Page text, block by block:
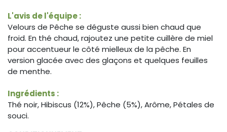
L'avis de l'équipe :
Velours de Pêche se déguste aussi bien chaud que
froid. En thé chaud, rajoutez une petite cuillère de miel
pour accentueur le côté mielleux de la pêche. En
version glacée avec des glaçons et quelques feuilles
de menthe.
Ingrédients :
Thé noir, Hibiscus (12%), Pêche (5%), Arôme, Pétales de
souci.